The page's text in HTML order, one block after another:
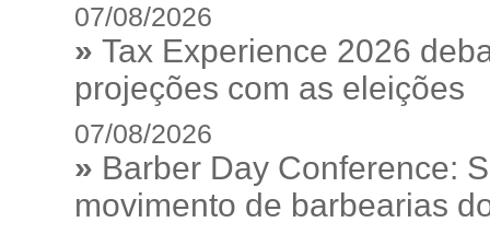
07/08/2026
» Tax Experience 2026
projeções com as eleições
07/08/2026
» Barber Day Conference:
movimento de barbearias